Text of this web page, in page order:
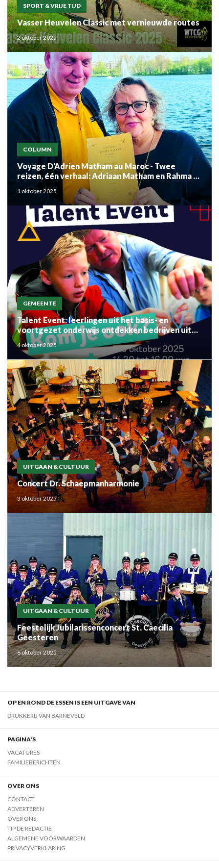
SPORT & VRIJE TIJD
Vasser Heuvelen Classic met vernieuwde routes
2 oktober 2025
COLUMN
Voyage D'Adrien Matham au Maroc - Twee
reizen, één verhaal: Adriaan Matham en Rahma el
Mouden
1 oktober 2025
GEMEENTE
Talent Event: leerlingen uit het basis- en
voortgezet onderwijs ontdekken bedrijven uit
de regio
4 oktober 2025
UITGAAN & CULTUUR
Concert Dr. Schaepmanharmonie
3 oktober 2025
UITGAAN & CULTUUR
Feestelijk Jubilarissenconcert St. Caecilia
Geesteren
6 oktober 2025
OP EN ROND DE ESSEN IS EEN UITGAVE VAN
DRUKKERIJ VAN BARNEVELD
PAGINA'S
VACATURES
FAMILIEBERICHTEN
OVER ONS
CONTACT
ADVERTEREN
OVER ONS
TIP DE REDACTIE
ALGEMENE VOORWAARDEN
PRIVACYVERKLARING